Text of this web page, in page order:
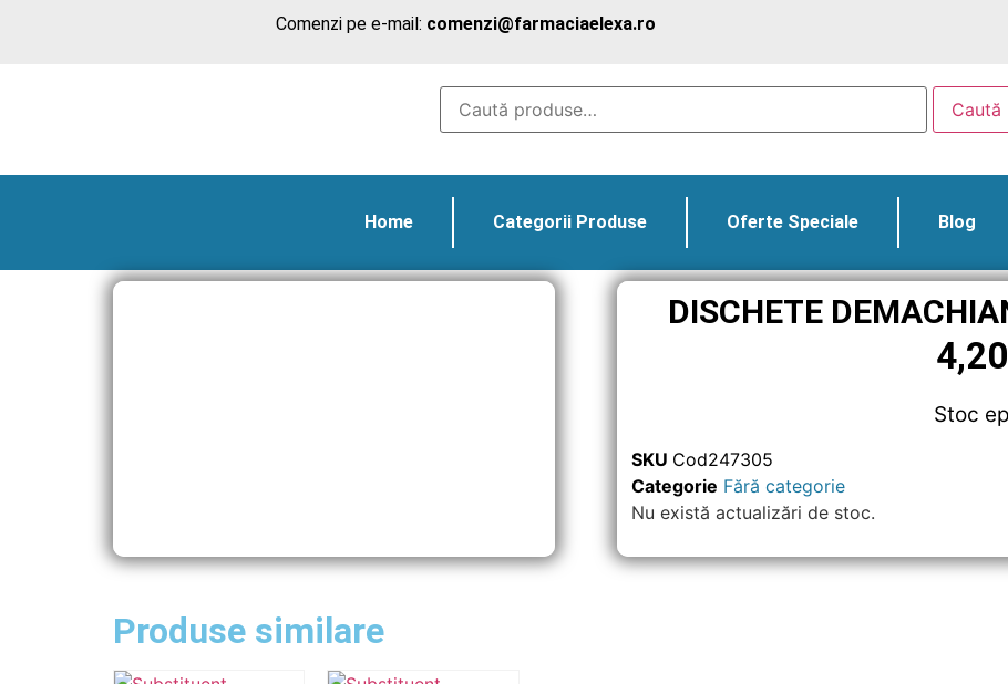
Comenzi pe e-mail: comenzi@farmaciaelexa.ro
Caută
Home Categorii Produse Oferte Speciale Blog
DISCHETE
4,20
Stoc
SKU Cod247305
Categorie Fără categorie
Nu există actualizări de stoc.
Produse similare